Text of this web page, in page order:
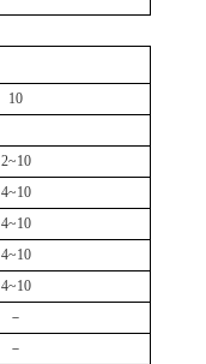
10
2~10
4~10
4~10
4~10
4~10
－
－